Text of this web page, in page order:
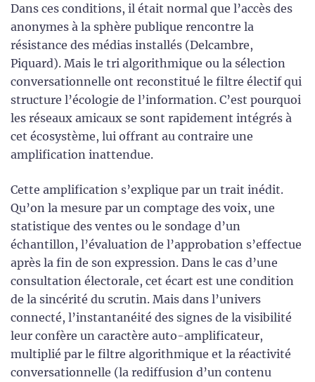
Dans ces conditions, il était normal que l’accès des
anonymes à la sphère publique rencontre la
résistance des médias installés (Delcambre,
Piquard). Mais le tri algorithmique ou la sélection
conversationnelle ont reconstitué le filtre électif qui
structure l’écologie de l’information. C’est pourquoi
les réseaux amicaux se sont rapidement intégrés à
cet écosystème, lui offrant au contraire une
amplification inattendue.
Cette amplification s’explique par un trait inédit.
Qu’on la mesure par un comptage des voix, une
statistique des ventes ou le sondage d’un
échantillon, l’évaluation de l’approbation s’effectue
après la fin de son expression. Dans le cas d’une
consultation électorale, cet écart est une condition
de la sincérité du scrutin. Mais dans l’univers
connecté, l’instantanéité des signes de la visibilité
leur confère un caractère auto-amplificateur,
multiplié par le filtre algorithmique et la réactivité
conversationnelle (la rediffusion d’un contenu